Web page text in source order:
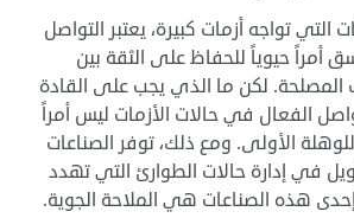
التي تواجه أزمات كبيرة، يعتبر التواصل
أمراً حيوياً للحفاظ على الثقة بين
لكن ما الذي يجب على القادة
الفعال في حالات الأزمات ليس أمراً
الأولى. ومع ذلك، توفر الصناعات
في إدارة حالات الطوارئ التي تهدد
هذه الصناعات هي الملاحة الجوية.